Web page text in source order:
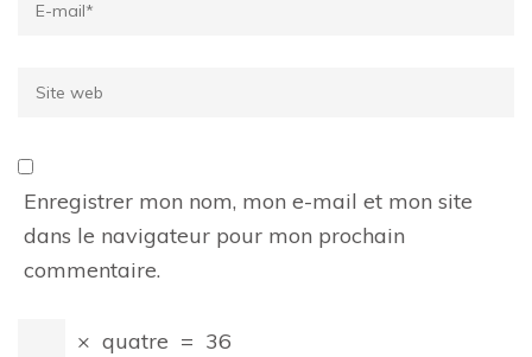
Site
Enregistrer mon nom, mon e-mail et mon site
dans le navigateur pour mon prochain
commentaire.
× quatre = 36